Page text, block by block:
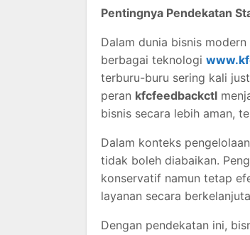
Pentingnya Pendekatan
Dalam dunia bisnis
berbagai teknologi
terburu-buru sering kali
peran kfcfeedbackctl
bisnis secara lebih aman,
Dalam konteks
tidak boleh diabaikan.
konservatif namun tetap
layanan secara
Dengan pendekatan ini,